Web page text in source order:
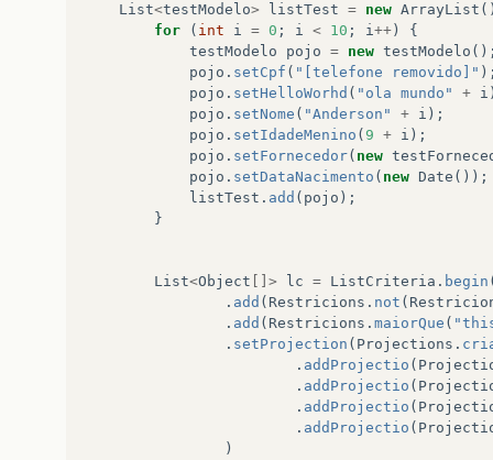
List<testModelo> listTest = new ArrayList
for
( int i = 0 ; i < 10 ; i++ )
{
testModelo
pojo = new testModelo
pojo . setCpf ( "[telefone removido]"
pojo . setHelloWorhd ( "ola mundo" + i
pojo . setNome ( "Anderson" + i );
pojo . setIdadeMenino ( 9 + i );
pojo . setFornecedor( new
pojo . setDataNacimento ( new Date ());
listTest . add ( pojo );
}
List<Object []> lc = ListCriteria . begin
. add ( Restricions . not (
. add ( Restricions . maiorQue (
. setProjection ( Projections .
. addProjectio (
. addProjectio (
. addProjectio (
. addProjectio (
)